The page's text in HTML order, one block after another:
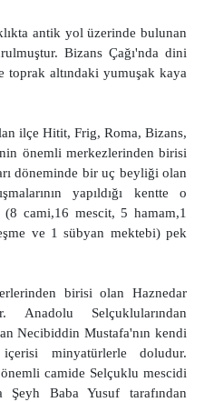
antik yol üzerinde bulunan
Bizans Çağı'nda dini
toprak altındaki yumuşak kaya
ilçe Hitit, Frig, Roma, Bizans,
önemli merkezlerinden birisi
döneminde bir uç beyliği olan
yapıldığı kentte o
(8 cami,16 mescit, 5 hamam,1
ve 1 sübyan mektebi) pek
birisi olan Haznedar
Anadolu Selçuklularından
Necibiddin Mustafa'nın kendi
içerisi minyatürlerle doludur.
camide Selçuklu mescidi
Şeyh Baba Yusuf tarafından